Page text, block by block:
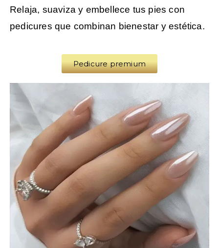
Relaja, suaviza y embellece tus pies con
pedicures que combinan bienestar y estética.
Pedicure premium